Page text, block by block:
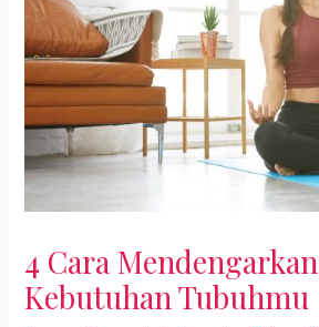
4 Cara Mendengarkan
Kebutuhan Tubuhmu